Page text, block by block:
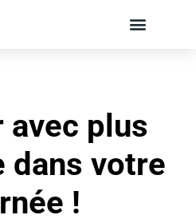
avec plus
dans votre
!